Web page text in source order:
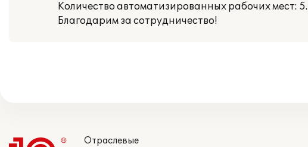
Количество автоматизированных рабочих мест: 5.
Благодарим за сотрудничество!
Отраслевые